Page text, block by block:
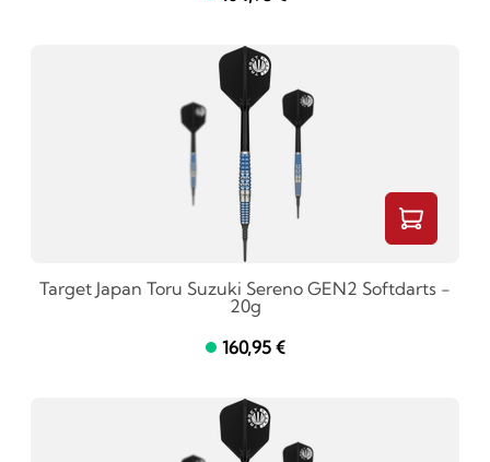
Target Japan Toru Suzuki Sereno GEN2 Softdarts -
20g
160,95 €